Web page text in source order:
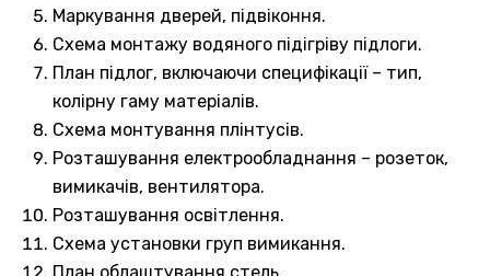
Маркування дверей, підвіконня.
Схема монтажу водяного підігріву підлоги.
План підлог, включаючи специфікації – тип,
колірну гаму матеріалів.
Схема монтування плінтусів.
Розташування електрообладнання – розеток,
вимикачів, вентилятора.
Розташування освітлення.
Схема установки груп вимикання.